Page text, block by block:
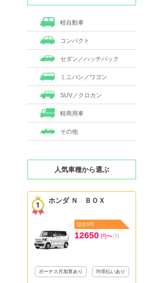
軽自動車
コンパクト
セダン／ハッチバック
ミニバン／ワゴン
SUV／クロカン
軽商用車
その他
人気車種から選ぶ
ホンダ Ｎ ＢＯＸ
頭金0円
12650 円〜/月
ボーナス月加算あり 均等払いあり